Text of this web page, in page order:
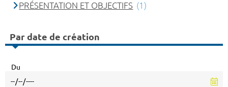
PRÉSENTATION ET OBJECTIFS (1)
Par date de création
Du